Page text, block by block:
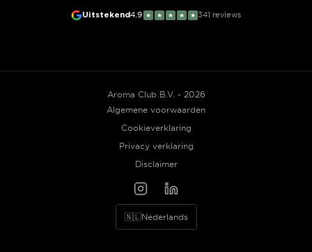
Uitstekend4.9 ★ ★ ★ ★ ★ 341 reviews
Aroma Club B.V. - 2026
Algemene voorwaarden
Cookieverklaring
Privacy verklaring
Disclaimer
🇳🇱Nederlands